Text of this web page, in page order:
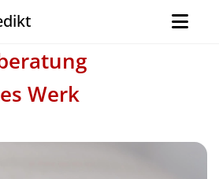
Werk